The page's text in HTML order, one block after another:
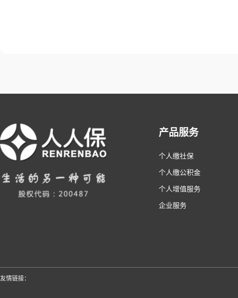
产品服务
个人缴社保
个人缴公积金
个人增值服务
企业服务
友情链接：